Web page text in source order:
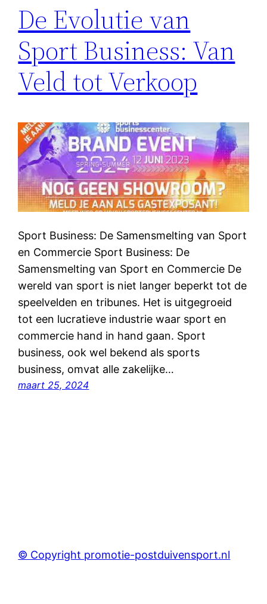
De Evolutie van
Sport Business: Van
Veld tot Verkoop
Sport Business: De Samensmelting van Sport
en Commercie Sport Business: De
Samensmelting van Sport en Commercie De
wereld van sport is niet langer beperkt tot de
speelvelden en tribunes. Het is uitgegroeid
tot een lucratieve industrie waar sport en
commercie hand in hand gaan. Sport
business, ook wel bekend als sports
business, omvat alle zakelijke…
maart 25, 2024
© Copyright promotie-postduivensport.nl